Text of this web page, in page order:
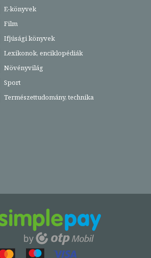
E-könyvek
Film
Ifjúsági könyvek
Lexikonok, enciklopédiák
Növényvilág
Sport
Természettudomány, technika